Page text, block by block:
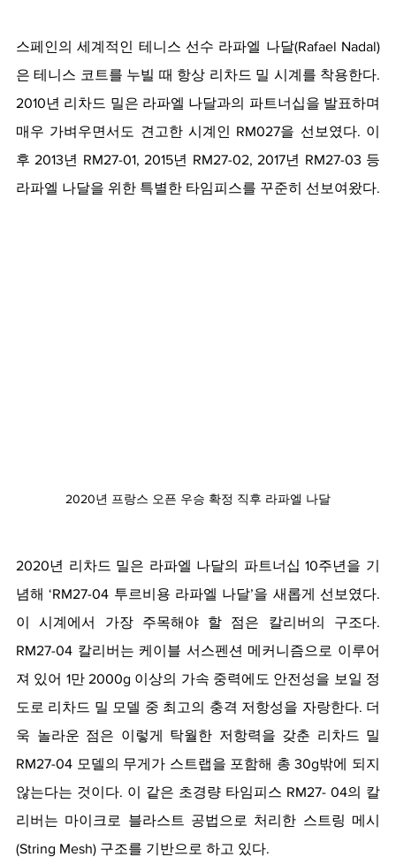
스페인의 세계적인 테니스 선수 라파엘 나달(Rafael Nadal)
은 테니스 코트를 누빌 때 항상 리차드 밀 시계를 착용한다.
2010년 리차드 밀은 라파엘 나달과의 파트너십을 발표하며
매우 가벼우면서도 견고한 시계인 RM027을 선보였다. 이
후 2013년 RM27-01, 2015년 RM27-02, 2017년 RM27-03 등
라파엘 나달을 위한 특별한 타임피스를 꾸준히 선보여왔다.
2020년 프랑스 오픈 우승 확정 직후 라파엘 나달
2020년 리차드 밀은 라파엘 나달의 파트너십 10주년을 기
념해 ‘RM27-04 투르비용 라파엘 나달’을 새롭게 선보였다.
이 시계에서 가장 주목해야 할 점은 칼리버의 구조다.
RM27-04 칼리버는 케이블 서스펜션 메커니즘으로 이루어
져 있어 1만 2000g 이상의 가속 중력에도 안전성을 보일 정
도로 리차드 밀 모델 중 최고의 충격 저항성을 자랑한다. 더
욱 놀라운 점은 이렇게 탁월한 저항력을 갖춘 리차드 밀
RM27-04 모델의 무게가 스트랩을 포함해 총 30g밖에 되지
않는다는 것이다. 이 같은 초경량 타임피스 RM27- 04의 칼
리버는 마이크로 블라스트 공법으로 처리한 스트링 메시
(String Mesh) 구조를 기반으로 하고 있다.